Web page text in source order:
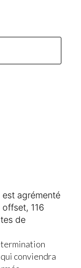
agrémenté
116
de
conviendra